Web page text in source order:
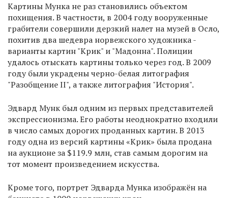
Картины Мунка не раз становились объектом
похищения. В частности, в 2004 году вооруженные
грабители совершили дерзкий налет на музей в Осло,
похитив два шедевра норвежского художника -
варианты картин "Крик" и "Мадонна". Полиции
удалось отыскать картины только через год. В 2009
году были украдены черно-белая литография
"Разобщение II", а также литография "История".
Эдвард Мунк был одним из первых представителей
экспрессионизма. Его работы неоднократно входили
в число самых дорогих проданных картин. В 2013
году одна из версий картины «Крик» была продана
на аукционе за $119.9 млн, став самым дорогим на
тот момент произведением искусства.
Кроме того, портрет Эдварда Мунка изображён на